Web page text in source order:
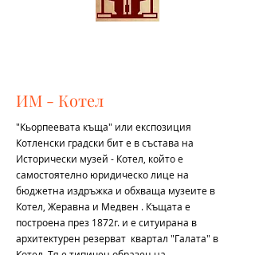
ИМ - Котел
"Кьорпеевата къща" или експозиция
Котленски градски бит е в състава на
Исторически музей - Котел, който е
самостоятелно юридическо лице на
бюджетна издръжка и обхваща музеите в
Котел, Жеравна и Медвен . Къщата е
построена през 1872г. и е ситуирана в
архитектурен резерват квартал "Галата" в